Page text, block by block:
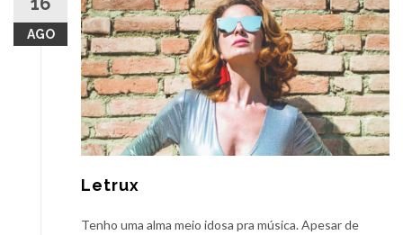
AGO
Letrux
Tenho uma alma meio idosa pra música. Apesar de